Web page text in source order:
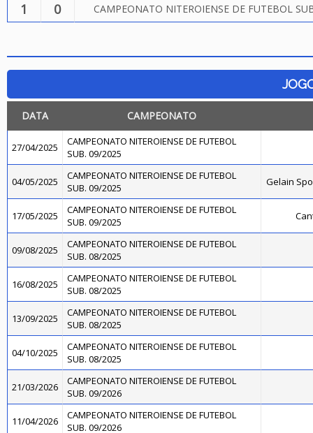
1 0 CAMPEONATO NITEROIENSE DE FUTEBOL
DATA CAMPEONATO
27/04/2025
CAMPEONATO NITEROIENSE DE FUTEBOL
SUB. 09/2025
04/05/2025
CAMPEONATO NITEROIENSE DE FUTEBOL
SUB. 09/2025
Gelain
17/05/2025
CAMPEONATO NITEROIENSE DE FUTEBOL
SUB. 09/2025
09/08/2025
CAMPEONATO NITEROIENSE DE FUTEBOL
SUB. 08/2025
16/08/2025
CAMPEONATO NITEROIENSE DE FUTEBOL
SUB. 08/2025
13/09/2025
CAMPEONATO NITEROIENSE DE FUTEBOL
SUB. 08/2025
04/10/2025
CAMPEONATO NITEROIENSE DE FUTEBOL
SUB. 08/2025
21/03/2026
CAMPEONATO NITEROIENSE DE FUTEBOL
SUB. 09/2026
11/04/2026
CAMPEONATO NITEROIENSE DE FUTEBOL
SUB. 09/2026